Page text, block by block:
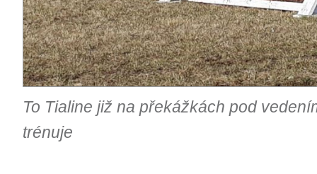
To Tialine již na překážkách pod
trénuje